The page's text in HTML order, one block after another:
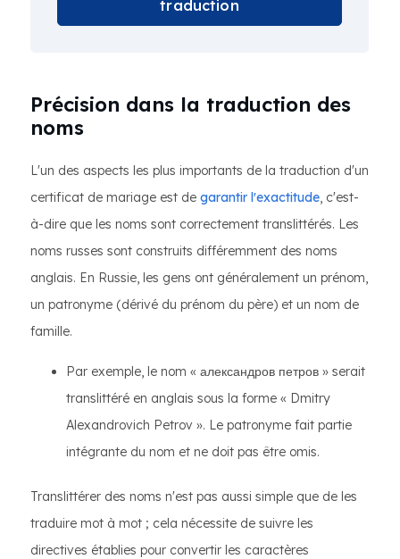
traduction
Précision dans la traduction des
noms
L'un des aspects les plus importants de la traduction d'un
certificat de mariage est de garantir l'exactitude, c'est-
à-dire que les noms sont correctement translittérés. Les
noms russes sont construits différemment des noms
anglais. En Russie, les gens ont généralement un prénom,
un patronyme (dérivé du prénom du père) et un nom de
famille.
Par exemple, le nom « александров петров » serait
translittéré en anglais sous la forme « Dmitry
Alexandrovich Petrov ». Le patronyme fait partie
intégrante du nom et ne doit pas être omis.
Translittérer des noms n'est pas aussi simple que de les
traduire mot à mot ; cela nécessite de suivre les
directives établies pour convertir les caractères